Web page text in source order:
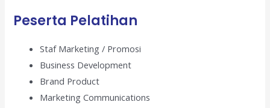
Peserta Pelatihan
Staf Marketing / Promosi
Business Development
Brand Product
Marketing Communications